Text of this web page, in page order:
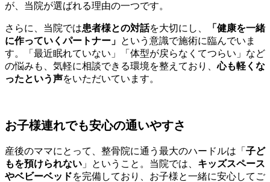
が、当院が選ばれる理由の一つです。
さらに、当院では患者様との対話を大切にし、
「健康を一緒
に作っていくパートナー」 という意識で施術に臨んでいま
す。「最近眠れていない」「体型が戻らなくてつらい」など
の悩みも、気軽に相談できる環境を整えており、心も軽くな
ったという声をいただいています。
お子様連れでも安心の通いやすさ
産後のママにとって、整骨院に通う最大のハードルは「 子ど
もを預けられない 」ということ。当院では、 キッズスペース
やベビーベッドを完備しており、お子様と一緒に安心してご